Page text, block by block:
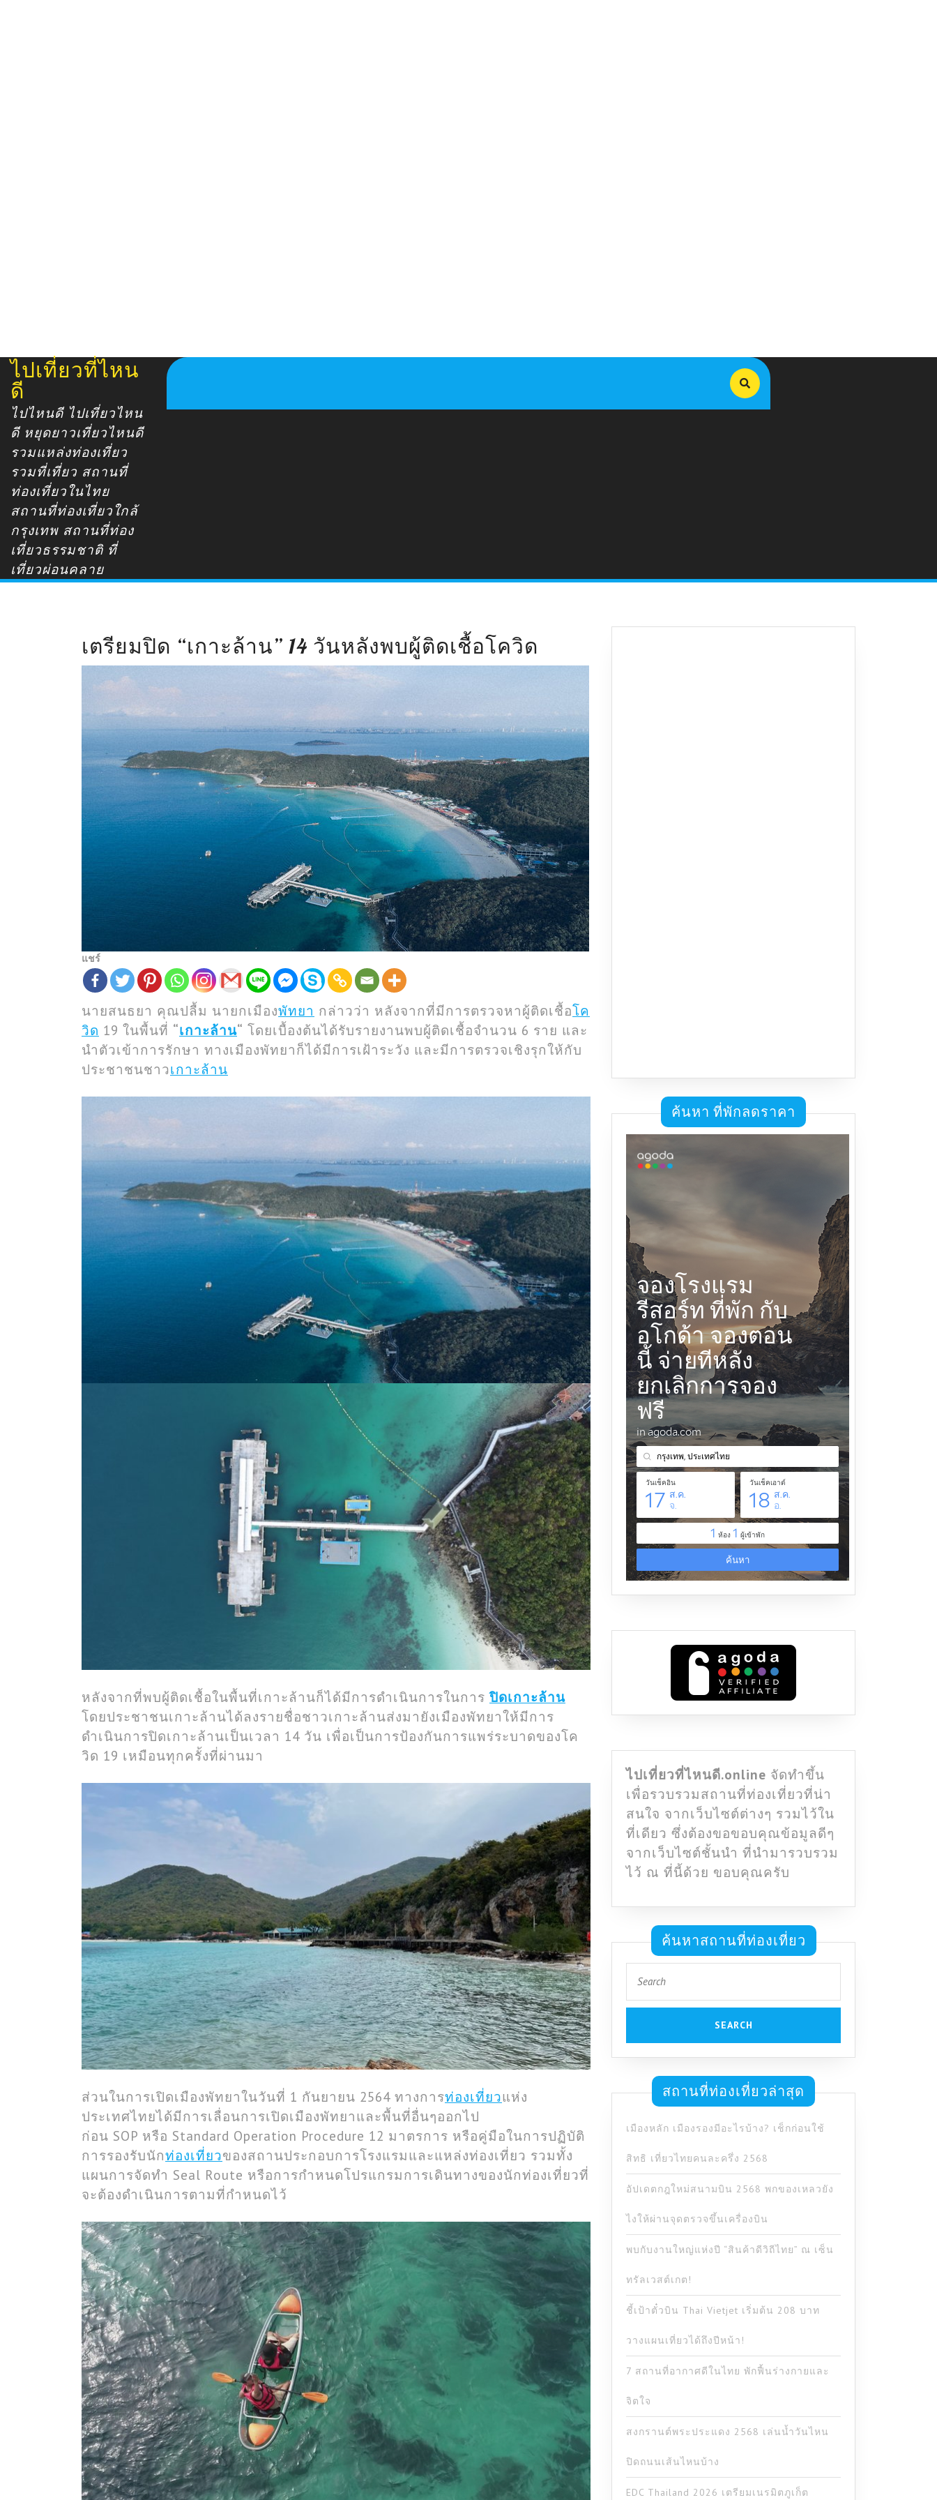
Skip
content
ไปเที่ยวที่ไหน
ดี
ไปไหนดี ไปเที่ยวไหน
ดี หยุดยาวเที่ยวไหนดี
รวมแหล่งท่องเที่ยว
รวมที่เที่ยว สถานที่
ท่องเที่ยวในไทย
สถานที่ท่องเที่ยวใกล้
กรุงเทพ สถานที่ท่อง
เที่ยวธรรมชาติ ที่
เที่ยวผ่อนคลาย
เตรียมปิด “เกาะล้าน” 14 วันหลังพบผู้ติดเชื้อโควิด
แชร์
นายสนธยา คุณปลื้ม นายกเมืองพัทยา กล่าวว่า หลังจากที่มีการตรวจหาผู้ติดเชื้อโค
วิด 19 ในพื้นที่ “เกาะล้าน“ โดยเบื้องต้นได้รับรายงานพบผู้ติดเชื้อจำนวน 6 ราย และ
นำตัวเข้าการรักษา ทางเมืองพัทยาก็ได้มีการเฝ้าระวัง และมีการตรวจเชิงรุกให้กับ
ประชาชนชาวเกาะล้าน
หลังจากที่พบผู้ติดเชื้อในพื้นที่เกาะล้านก็ได้มีการดำเนินการในการปิดเกาะล้าน
โดยประชาชนเกาะล้านได้ลงรายชื่อชาวเกาะล้านส่งมายังเมืองพัทยาให้มีการ
ดำเนินการปิดเกาะล้านเป็นเวลา 14 วัน เพื่อเป็นการป้องกันการแพร่ระบาดของโค
วิด 19 เหมือนทุกครั้งที่ผ่านมา
ส่วนในการเปิดเมืองพัทยาในวันที่ 1 กันยายน 2564 ทางการท่องเที่ยวแห่ง
ประเทศไทยได้มีการเลื่อนการเปิดเมืองพัทยาและพื้นที่อื่นๆออกไป
ก่อน SOP หรือ Standard Operation Procedure 12 มาตรการ หรือคู่มือในการปฏิบัติ
การรองรับนักท่องเที่ยวของสถานประกอบการโรงแรมและแหล่งท่องเที่ยว รวมทั้ง
แผนการจัดทำ Seal Route หรือการกำหนดโปรแกรมการเดินทางของนักท่องเที่ยวที่
จะต้องดำเนินการตามที่กำหนดไว้
ค้นหา ที่พักลดราคา
ไปเที่ยวที่ไหนดี.online จัดทำขึ้น
เพื่อรวบรวมสถานที่ท่องเที่ยวที่น่า
สนใจ จากเว็บไซต์ต่างๆ รวมไว้ใน
ที่เดียว ซึ่งต้องขอขอบคุณข้อมูลดีๆ
จากเว็บไซต์ชั้นนำ ที่นำมารวบรวม
ไว้ ณ ที่นี้ด้วย ขอบคุณครับ
ค้นหาสถานที่ท่องเที่ยว
for:
สถานที่ท่องเที่ยวล่าสุด
เมืองหลัก เมืองรองมีอะไรบ้าง? เช็กก่อนใช้
สิทธิ เที่ยวไทยคนละครึ่ง 2568
อัปเดตกฎใหม่สนามบิน 2568 พกของเหลวยัง
ไงให้ผ่านจุดตรวจขึ้นเครื่องบิน
พบกับงานใหญ่แห่งปี “สินค้าดีวิถีไทย” ณ เซ็น
ทรัลเวสต์เกต!
ชี้เป้าตั๋วบิน Thai Vietjet เริ่มต้น 208 บาท
วางแผนเที่ยวได้ถึงปีหน้า!
7 สถานที่อากาศดีในไทย พักฟื้นร่างกายและ
จิตใจ
สงกรานต์พระประแดง 2568 เล่นน้ำวันไหน
ปิดถนนเส้นไหนบ้าง
EDC Thailand 2026 เตรียมเนรมิตภูเก็ต